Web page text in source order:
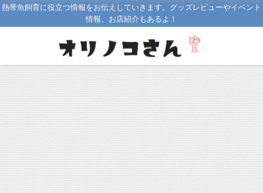
熱帯魚飼育に役立つ情報をお伝えしていきます。グッズレビューやイベント
情報、お店紹介もあるよ！